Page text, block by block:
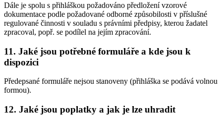
Dále je spolu s přihláškou požadováno předložení vzorové
dokumentace podle požadované odborné způsobilosti v příslušné
regulované činnosti v souladu s právními předpisy, kterou žadatel
zpracoval, popř. se podílel na jejím zpracování.
11. Jaké jsou potřebné formuláře a kde jsou k
dispozici
Předepsané formuláře nejsou stanoveny (přihláška se podává volnou
formou).
12. Jaké jsou poplatky a jak je lze uhradit